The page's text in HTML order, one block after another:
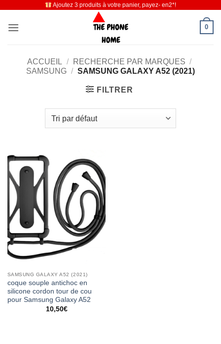
contenu
Ajoutez 3 produits à votre panier, payez- en2*!
0
ACCUEIL / RECHERCHE PAR MARQUES /
SAMSUNG / SAMSUNG GALAXY A52 (2021)
FILTRER
SAMSUNG GALAXY A52 (2021)
coque souple antichoc en
silicone cordon tour de cou
pour Samsung Galaxy A52
10,50€